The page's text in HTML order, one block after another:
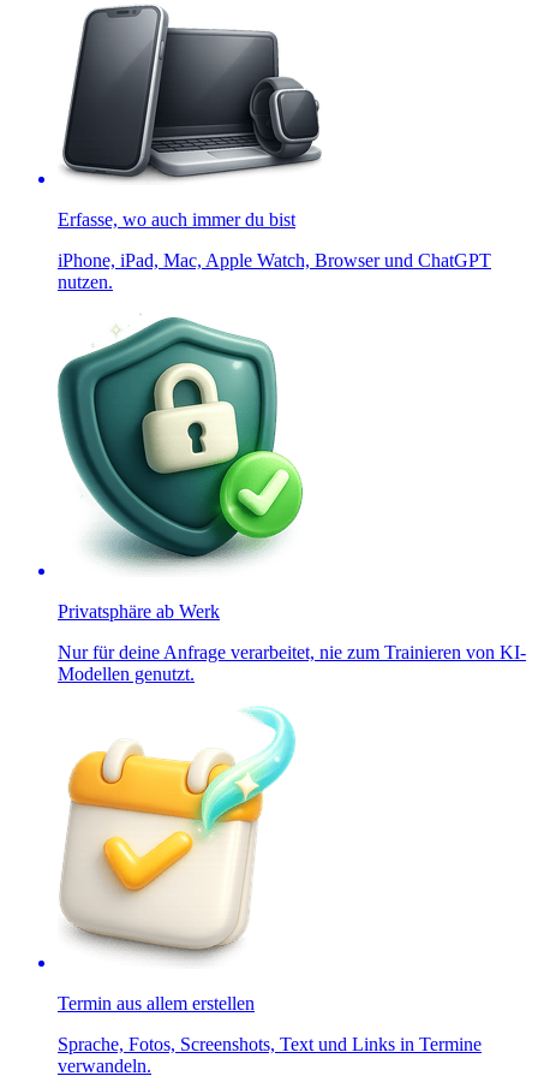
Erfasse, wo auch immer du bist
iPhone, iPad, Mac, Apple Watch, Browser und ChatGPT
nutzen.
Privatsphäre ab Werk
Nur für deine Anfrage verarbeitet, nie zum Trainieren von KI-
Modellen genutzt.
Termin aus allem erstellen
Sprache, Fotos, Screenshots, Text und Links in Termine
verwandeln.